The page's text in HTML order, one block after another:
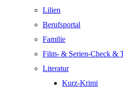
Lilien
Berufsportal
Familie
Film- & Serien-Check &
Literatur
Kurz-Krimi